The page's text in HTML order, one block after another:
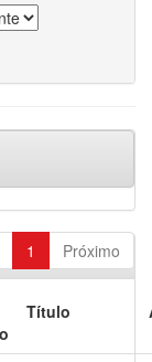
1 Próximo
Título